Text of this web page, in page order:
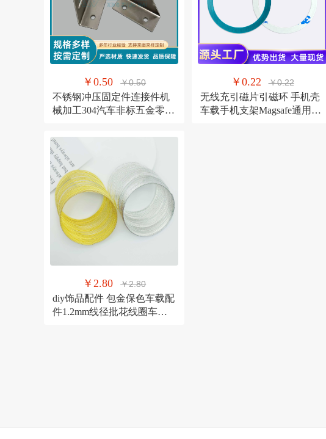
YWBIN 和顺圣 菡儿
其它 探峰者 旗尼特
来样定制 金色（保色电镀） 银色（保色电镀）
￥0.50 ￥0.50
不锈钢冲压固定件连接件机
械加工304汽车非标五金零配
￥0.22 ￥0.22
无线充引磁片引磁环 手机壳
车载手机支架Magsafe通用磁
￥2.80 ￥2.80
diy饰品配件 包金保色车载配
件1.2mm线径批花线圈车挂